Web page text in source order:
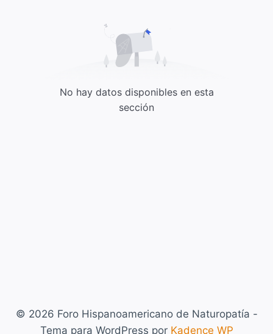
No hay datos disponibles en esta
sección
© 2026 Foro Hispanoamericano de Naturopatía -
Tema para WordPress por Kadence WP